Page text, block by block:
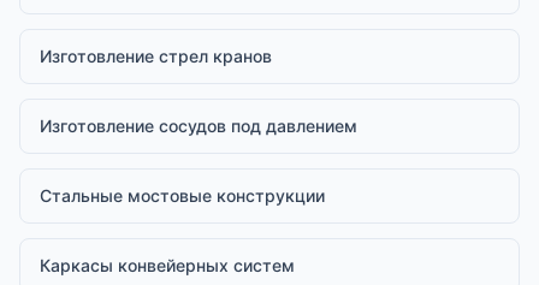
Изготовление стрел кранов
Изготовление сосудов под давлением
Стальные мостовые конструкции
Каркасы конвейерных систем